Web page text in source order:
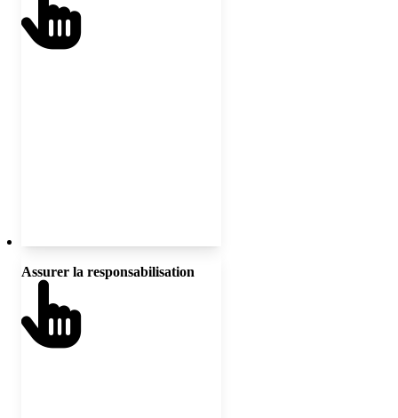
cognitifs implicites et les systèmes
d’oppression; soutenir les équipes
Assurer la responsabilisation
Mettre en place des mécanismes
communautés en quête d’équité;
relier les actions aux résultats
mesurables en matière d’équité.